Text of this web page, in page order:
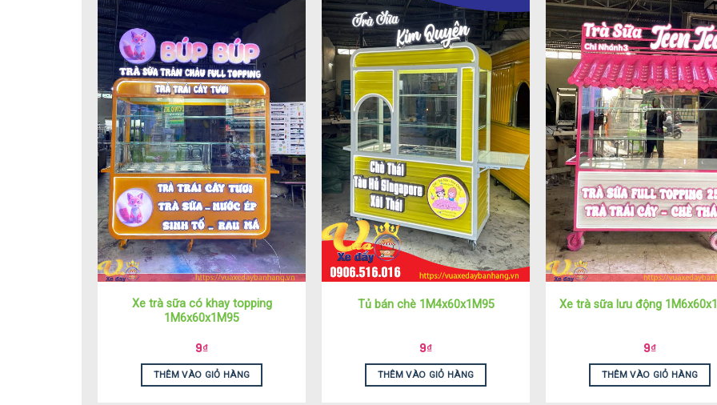
Xe trà sữa có khay topping
1M6x60x1M95
9₫
THÊM VÀO GIỎ HÀNG
Tủ bán chè 1M4x60x1M95
9₫
THÊM VÀO GIỎ HÀNG
Xe trà sữa lưu động
9₫
THÊM VÀO GIỎ HÀNG